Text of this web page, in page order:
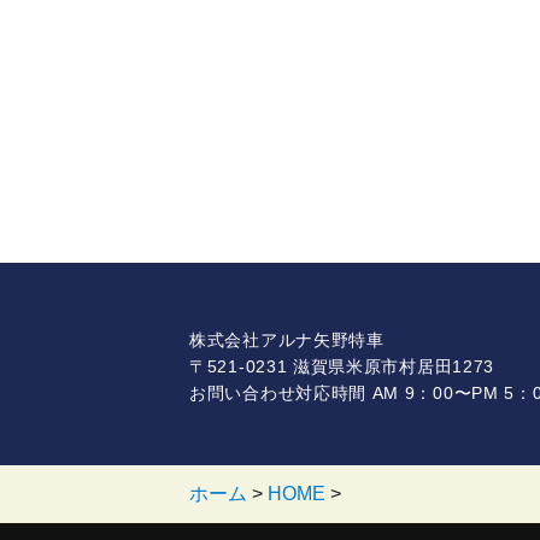
株式会社アルナ矢野特車
〒521-0231 滋賀県米原市村居田1273
お問い合わせ対応時間 AM 9：00〜PM 5：
ホーム > HOME >